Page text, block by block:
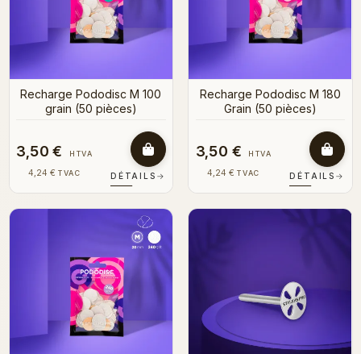
Recharge Pododisc M 100
grain (50 pièces)
3,50 € HTVA
4,24 € TVAC DÉTAILS →
Recharge Pododisc M 180
Grain (50 pièces)
3,50 € HTVA
4,24 € TVAC DÉTAILS →